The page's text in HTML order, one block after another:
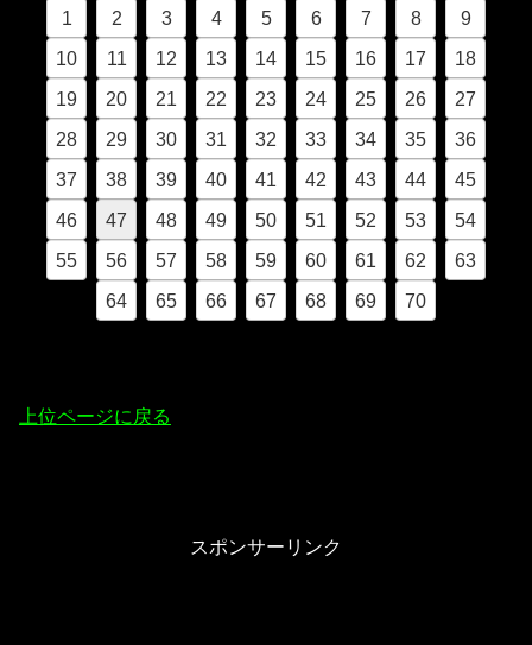
1 2 3 4 5 6 7 8
9
10
11 12 13 14 15 16 17
18
19
20 21 22 23 24 25 26
27
28
29 30 31 32 33 34 35
36
37
38 39 40 41 42 43 44
45
46
47 48 49 50 51 52 53
54
55
56 57 58 59 60 61 62
63
64
65 66 67 68 69 70
上位ページに戻る
スポンサーリンク